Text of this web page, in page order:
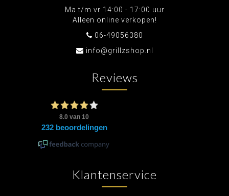
Ma t/m vr 14:00 - 17:00 uur
Alleen online verkopen!
06-49056380
info@grillzshop.nl
Reviews
Klantenservice